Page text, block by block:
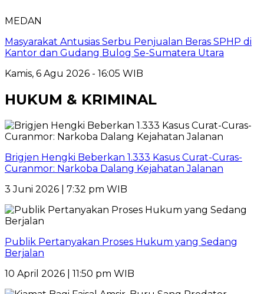
MEDAN
Masyarakat Antusias Serbu Penjualan Beras SPHP di
Kantor dan Gudang Bulog Se-Sumatera Utara
Kamis, 6 Agu 2026 - 16:05 WIB
HUKUM & KRIMINAL
Brigjen Hengki Beberkan 1.333 Kasus Curat-Curas-
Curanmor: Narkoba Dalang Kejahatan Jalanan
3 Juni 2026 | 7:32 pm WIB
Publik Pertanyakan Proses Hukum yang Sedang
Berjalan
10 April 2026 | 11:50 pm WIB